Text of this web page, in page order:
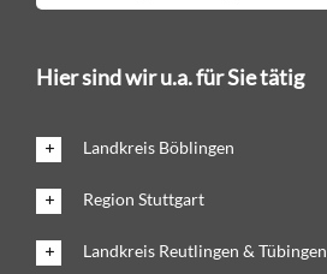
Hier sind wir u.a. für Sie tätig
Landkreis Böblingen
Region Stuttgart
Landkreis Reutlingen & Tübingen